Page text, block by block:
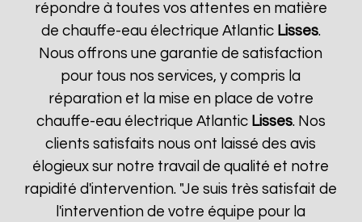
répondre à toutes vos attentes en matière
de chauffe-eau électrique Atlantic Lisses.
Nous offrons une garantie de satisfaction
pour tous nos services, y compris la
réparation et la mise en place de votre
chauffe-eau électrique Atlantic Lisses. Nos
clients satisfaits nous ont laissé des avis
élogieux sur notre travail de qualité et notre
rapidité d'intervention. "Je suis très satisfait de
l'intervention de votre équipe pour la